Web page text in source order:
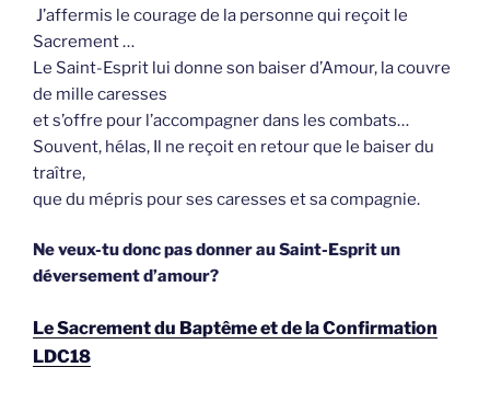
J’affermis le courage de la personne qui reçoit le
Sacrement …
Le Saint-Esprit lui donne son baiser d’Amour, la couvre
de mille caresses
et s’offre pour l’accompagner dans les combats…
Souvent, hélas, Il ne reçoit en retour que le baiser du
traître,
que du mépris pour ses caresses et sa compagnie.
Ne veux-tu donc pas donner au Saint-Esprit un
déversement d’amour?
Le Sacrement du Baptême et de la Confirmation
LDC18